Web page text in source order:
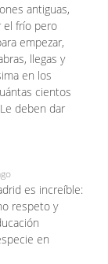
antiguas,
el frío pero
empezar,
llegas y
en los
cientos
deben dar
es increíble:
respeto y
en